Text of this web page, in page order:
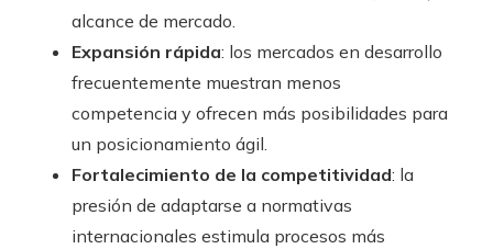
alcance de mercado.
Expansión rápida: los mercados en desarrollo
frecuentemente muestran menos
competencia y ofrecen más posibilidades para
un posicionamiento ágil.
Fortalecimiento de la competitividad: la
presión de adaptarse a normativas
internacionales estimula procesos más